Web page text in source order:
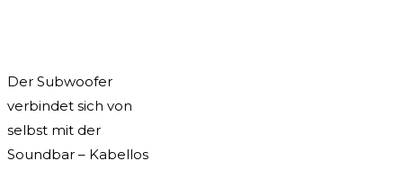
Der Subwoofer
verbindet sich von
selbst mit der
Soundbar – Kabellos